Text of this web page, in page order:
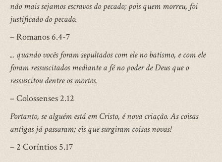
não mais sejamos escravos do pecado; pois quem morreu, foi
justificado do pecado.
– Romanos 6.4-7
... quando vocês foram sepultados com ele no batismo, e com ele
foram ressuscitados mediante a fé no poder de Deus que o
ressuscitou dentre os mortos.
– Colossenses 2.12
Portanto, se alguém está em Cristo, é nova criação. As coisas
antigas já passaram; eis que surgiram coisas novas!
– 2 Coríntios 5.17